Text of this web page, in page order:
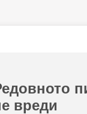
вреди